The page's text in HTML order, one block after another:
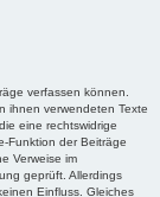
verfassen können.
ihnen verwendeten Texte
eine rechtswidrige
Funktion der Beiträge
Verweise im
geprüft. Allerdings
Einfluss. Gleiches